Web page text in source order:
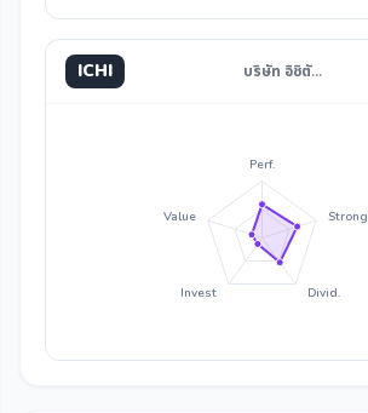
ICHI บริษัท อิชิตั…
Perf.
Strong
Divid.
Invest
Value